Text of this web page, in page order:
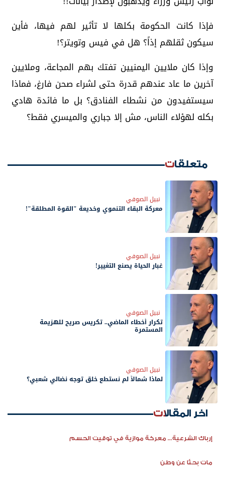
فإذا كانت الحكومة بكلها لا تأثير لهم فيها، فأين
سيكون ثقلهم إذاً؟ هل في فيس وتويتر؟!
وإذا كان ملايين اليمنيين تفتك بهم المجاعة، وملايين
آخرين ما عاد عندهم قدرة حتى لشراء صحن فارغ، فماذا
سيستفيدون من نشطاء الفنادق؟ بل ما فائدة هادي
بكله لهؤلاء الناس، مش إلا جباري والميسري فقط؟
متعلقات
نبيل الصوفي
معركة البقاء التنموي وخديعة "القوة المطلقة"!
نبيل الصوفي
غبار الحياة يصنع التغيير!
نبيل الصوفي
تكرار أخطاء الماضي.. تكريس صريح للهزيمة
المستمرة
نبيل الصوفي
لماذا شمالاً لم نستطع خلق توجه نضالي شعبي؟
اخر المقالات
إرباك الشرعية... معركة موازية في توقيت الحسم
مات بحثًا عن وطن